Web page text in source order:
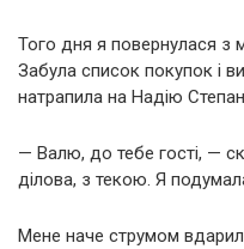
Того дня я повернулася з
Забула список покупок і
натрапила на Надію
— Валю, до тебе гості, —
ділова, з текою. Я
Мене наче струмом